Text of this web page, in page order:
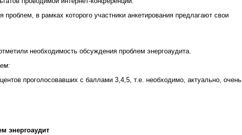
в рамках которого участники анкетирования предлагают свои
необходимость обсуждения проблем энергоаудита.
проголосовавших с баллами 3,4,5, т.е. необходимо, актуально, очень
энергоаудит